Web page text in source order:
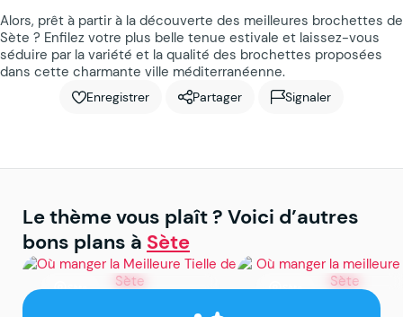
Alors, prêt à partir à la découverte des meilleures brochettes de
Sète ? Enfilez votre plus belle tenue estivale et laissez-vous
séduire par la variété et la qualité des brochettes proposées
dans cette charmante ville méditerranéenne.
Enregistrer Partager Signaler
Le thème vous plaît ? Voici d’autres
bons plans à Sète
Sète
Où manger la Meilleure
Sète
Où manger la